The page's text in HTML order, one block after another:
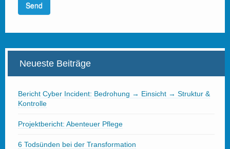
Neueste Beiträge
Bericht Cyber Incident: Bedrohung → Einsicht → Struktur &
Kontrolle
Projektbericht: Abenteuer Pflege
6 Todsünden bei der Transformation